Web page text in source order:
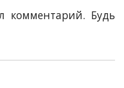
комментарий. Будь